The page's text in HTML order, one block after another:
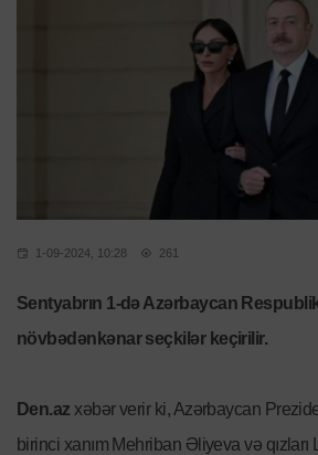
1-09-2024, 10:28 261
Sentyabrın 1-də Azərbaycan
növbədənkənar seçkilər keçirilir.
Den.az xəbər verir ki, Azərbaycan
birinci xanım Mehriban Əliyeva və